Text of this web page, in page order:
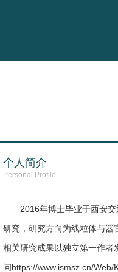
个人简介
Personal Profile
2016年博士毕业于西安
研究，研究方向为线粒体与器
相关研究成果以独立第一作
问https://www.ismsz.cn/Web/